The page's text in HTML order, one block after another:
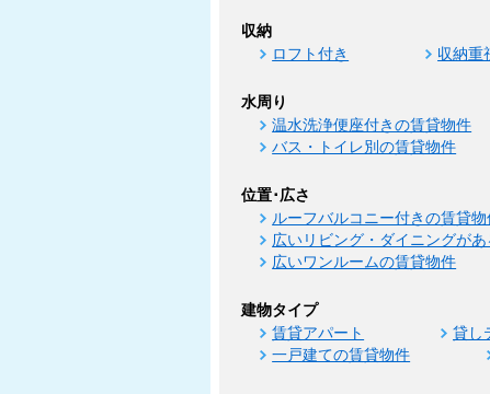
収納
ロフト付き 収納重
水周り
温水洗浄便座付きの賃貸物件
バス・トイレ別の賃貸物件
位置･広さ
ルーフバルコニー付きの賃貸物
広いリビング・ダイニングが
広いワンルームの賃貸物件
建物タイプ
賃貸アパート 貸し
一戸建ての賃貸物件